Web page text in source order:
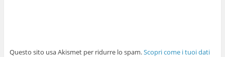
Questo sito usa Akismet per ridurre lo spam.Scopri come i tuoi dati